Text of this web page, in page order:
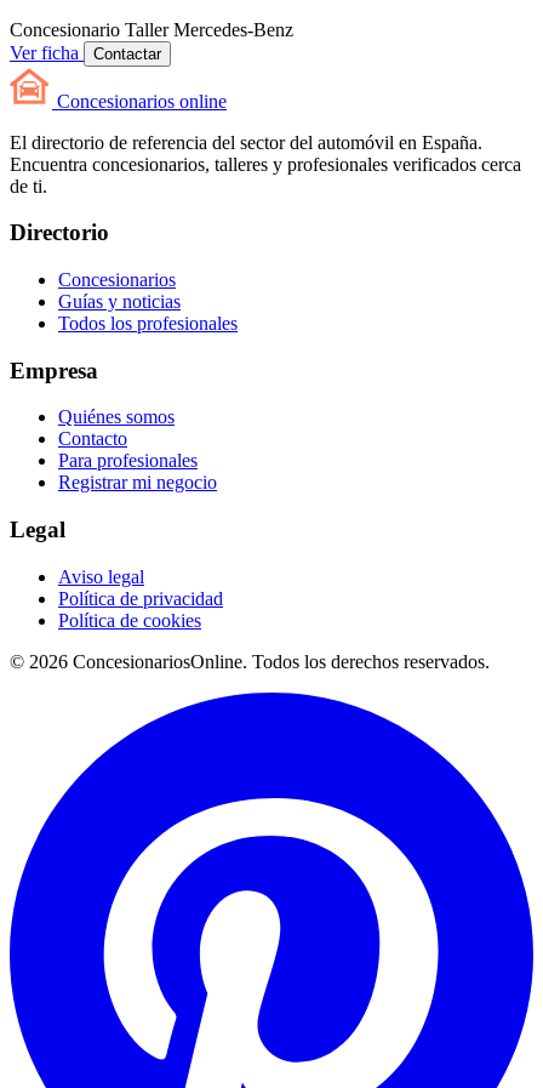
Concesionario Taller Mercedes-Benz
Ver ficha
Contactar
Concesionarios online
El directorio de referencia del sector del automóvil en España.
Encuentra concesionarios, talleres y profesionales verificados cerca
de ti.
Directorio
Concesionarios
Guías y noticias
Todos los profesionales
Empresa
Quiénes somos
Contacto
Para profesionales
Registrar mi negocio
Legal
Aviso legal
Política de privacidad
Política de cookies
© 2026 ConcesionariosOnline. Todos los derechos reservados.